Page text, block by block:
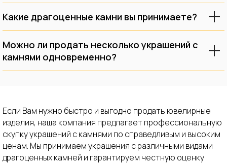
Какие драгоценные камни вы принимаете?
Можно ли продать несколько украшений с
камнями одновременно?
Если Вам нужно быстро и выгодно продать ювелирные
изделия, наша компания предлагает профессиональную
скупку украшений с камнями по справедливым и высоким
ценам. Мы принимаем украшения с различными видами
драгоценных камней и гарантируем честную оценку
определения точного состава
Вашего изделия.